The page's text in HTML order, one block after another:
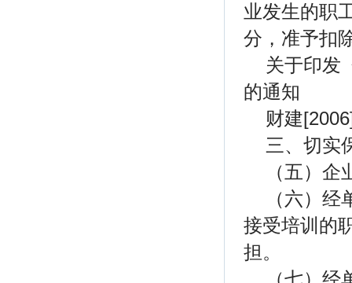
业发生的职
分，准予扣
关于印发
的通知
财建
三、切实
（五）
（六）
接受培训的
担。
（七）